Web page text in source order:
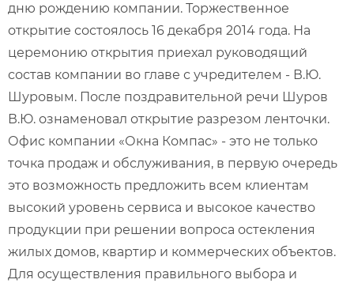
дню рождению компании. Торжественное
открытие состоялось 16 декабря 2014 года. На
церемонию открытия приехал руководящий
состав компании во главе с учредителем - В.Ю.
Шуровым. После поздравительной речи Шуров
В.Ю. ознаменовал открытие разрезом ленточки.
Офис компании «Окна Компас» - это не только
точка продаж и обслуживания, в первую очередь
это возможность предложить всем клиентам
высокий уровень сервиса и высокое качество
продукции при решении вопроса остекления
жилых домов, квартир и коммерческих объектов.
Для осуществления правильного выбора и